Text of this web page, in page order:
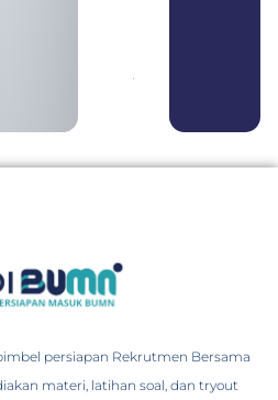
August 3, 2026
persiapan Rekrutmen Bersama
materi, latihan soal, dan tryout